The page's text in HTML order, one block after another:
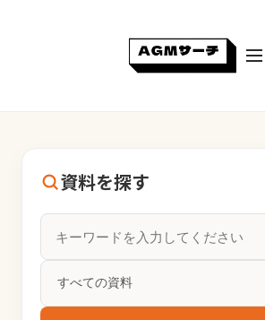
資料を探す